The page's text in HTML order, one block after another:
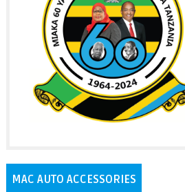
MAC AUTO ACCESSORIES